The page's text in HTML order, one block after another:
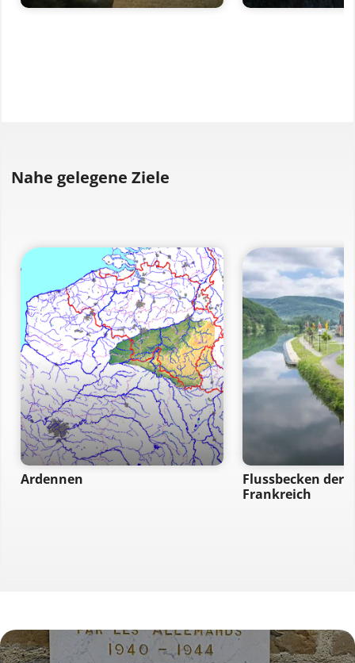
Nahe gelegene Ziele
Ardennen
Flussbecken der
Frankreich